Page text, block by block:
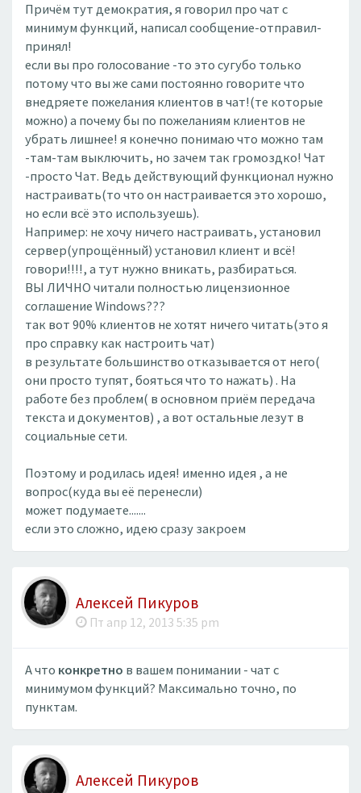
Причём тут демократия, я говорил про чат с
минимум функций, написал сообщение-отправил-
принял!
если вы про голосование -то это сугубо только
потому что вы же сами постоянно говорите что
внедряете пожелания клиентов в чат!(те которые
можно) а почему бы по пожеланиям клиентов не
убрать лишнее! я конечно понимаю что можно там
-там-там выключить, но зачем так громоздко! Чат
-просто Чат. Ведь действующий функционал нужно
настраивать(то что он настраивается это хорошо,
но если всё это используешь).
Например: не хочу ничего настраивать, установил
сервер(упрощённый) установил клиент и всё!
говори!!!!, а тут нужно вникать, разбираться.
ВЫ ЛИЧНО читали полностью лицензионное
соглашение Windows???
так вот 90% клиентов не хотят ничего читать(это я
про справку как настроить чат)
в результате большинство отказывается от него(
они просто тупят, бояться что то нажать) . На
работе без проблем( в основном приём передача
текста и документов) , а вот остальные лезут в
социальные сети.
Поэтому и родилась идея! именно идея , а не
вопрос(куда вы её перенесли)
может подумаете.......
если это сложно, идею сразу закроем
Алексей Пикуров
Пт апр 12, 2013 5:35 pm
А что конкретно в вашем понимании - чат с
минимумом функций? Максимально точно, по
пунктам.
Алексей Пикуров